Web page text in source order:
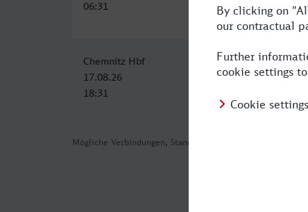
Mögliche Verbindungen, Stand: 2026-08-03 17:58
06:31
13:27
Chemnitz Hbf
17.08.26
18:31
Moers
18.08.26